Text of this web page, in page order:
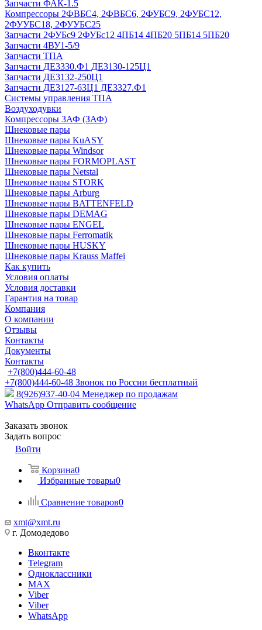
Запчасти ФАК-1.5
Компрессоры 2ФВБС4, 2ФВБС6, 2ФУБС9, 2ФУБС12,
2ФУУБС18, 2ФУУБС25
Запчасти 2ФУБс9 2ФУБс12 4ПБ14 4ПБ20 5ПБ14 5ПБ20
Запчасти 4ВУ1-5/9
Запчасти ТПА
Запчасти ДЕ3330.Ф1 ДЕ3130-125Ц1
Запчасти ДЕ3132-250Ц1
Запчасти ДЕ3127-63Ц1 ДЕ3327.Ф1
Системы управления ТПА
Воздуходувки
Компрессоры 3АФ (ЗАФ)
Шнековые пары
Шнековые пары KuASY
Шнековые пары Windsor
Шнековые пары FORMOPLAST
Шнековые пары Netstal
Шнековые пары STORK
Шнековые пары Arburg
Шнековые пары BATTENFELD
Шнековые пары DEMAG
Шнековые пары ENGEL
Шнековые пары Ferromatik
Шнековые пары HUSKY
Шнековые пары Krauss Maffei
Как купить
Условия оплаты
Условия доставки
Гарантия на товар
Компания
О компании
Отзывы
Контакты
Документы
Контакты
+7(800)444-60-48
+7(800)444-60-48 Звонок по России бесплатный
8(926)937-40-04 Менеджер по продажам
WhatsApp Отправить сообщение
Заказать звонок
Задать вопрос
Войти
Корзина0
Избранные товары0
Сравнение товаров0
xmt@xmt.ru
г. Домодедово
Вконтакте
Telegram
Одноклассники
MAX
Viber
Viber
WhatsApp